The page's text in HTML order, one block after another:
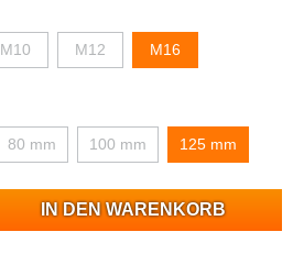
M10 M12 M16
80 mm 100 mm 125 mm
IN DEN WARENKORB